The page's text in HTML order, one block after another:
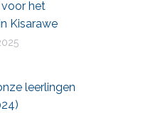
voor het
Kisarawe
leerlingen